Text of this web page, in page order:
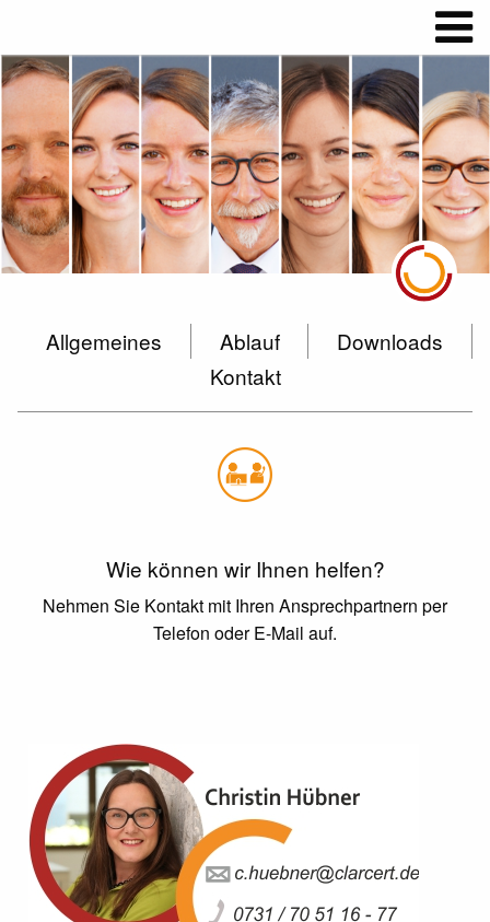
Allgemeines Ablauf
Downloads
Kontakt
Wie können wir Ihnen helfen?
Nehmen Sie Kontakt mit Ihren Ansprechpartnern per
Telefon oder E-Mail auf.